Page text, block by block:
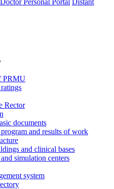
Doctor Personal Portal Distant
PRMU
Rector
documents
and results of work
and clinical bases
simulation centers
system